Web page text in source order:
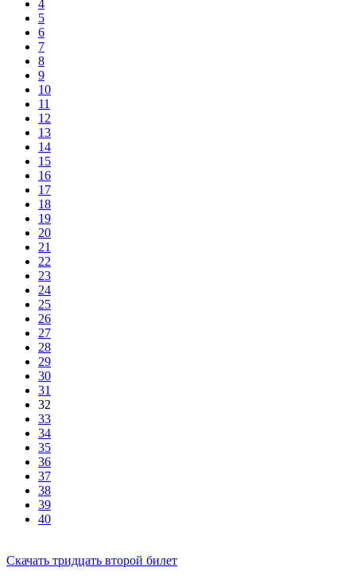
4
5
6
7
8
9
10
11
12
13
14
15
16
17
18
19
20
21
22
23
24
25
26
27
28
29
30
31
32
33
34
35
36
37
38
39
40
Cкачать тридцать второй билет